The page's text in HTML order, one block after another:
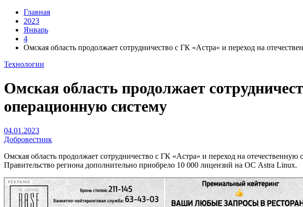
Главная
2023
Январь
4
Омская область продолжает сотрудничество с ГК «Астра» и переход на
Технологии
Омская область продолжает
операционную систему
04.01.2023
Добровестник
Омская область продолжает сотрудничество с ГК «Астра» и переход на
Правительство региона дополнительно приобрело 10 000 лицензий на ОС Astra Linux.
РЕКЛАМА